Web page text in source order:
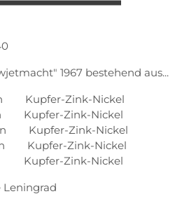
1967 bestehend aus...
Kupfer-Zink-Nickel
Kupfer-Zink-Nickel
Kupfer-Zink-Nickel
Kupfer-Zink-Nickel
Zink-Nickel
Leningrad